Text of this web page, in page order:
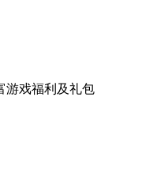
游戏福利 及礼包